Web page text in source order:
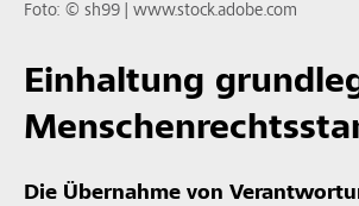
Einhaltung
Die Übernahme von
Foto: © sh99 | www.stock.adobe.com